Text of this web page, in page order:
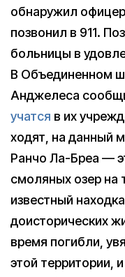
обнаружил
позвонил в 911.
больницы в
В Объединенном
Анджелеса
учатся в их
ходят, на данный
Ранчо Ла-Бреа —
смоляных озер на
известный
доисторических
время погибли,
этой территории,